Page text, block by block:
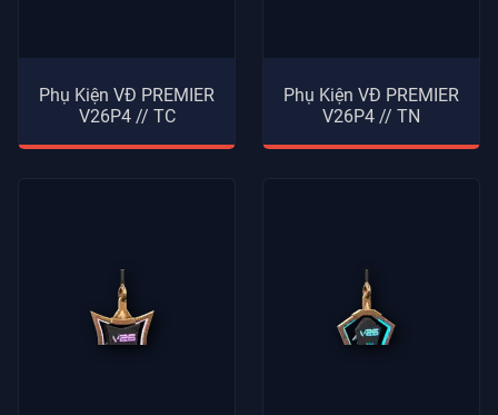
Phụ Kiện VĐ PREMIER
V26P4 // TC
Phụ Kiện VĐ PREMIER
V26P4 // TN